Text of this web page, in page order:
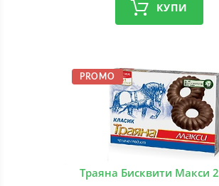
КУПИ
PROMO
Траяна Бисквити Макси